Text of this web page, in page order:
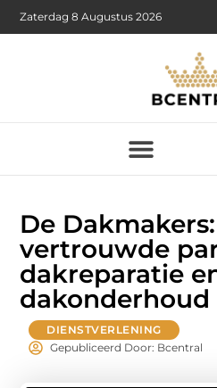
Zaterdag 8 Augustus 2026
De
vertrouwde
dakreparatie
dakonderhoud
DIENSTVERLENING
Gepubliceerd Door: Bcentral